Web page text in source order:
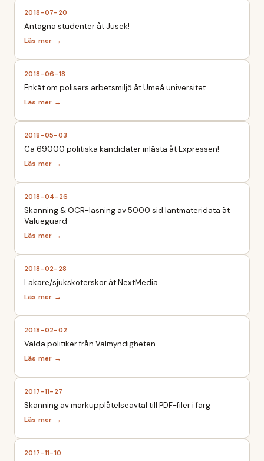
2018-07-20
Antagna studenter åt Jusek!
2018-06-18
Enkät om polisers arbetsmiljö åt Umeå universitet
2018-05-03
Ca 69000 politiska kandidater inlästa åt Expressen!
2018-04-26
Skanning & OCR-läsning av 5000 sid lantmäteridata åt
Valueguard
2018-02-28
Läkare/sjuksköterskor åt NextMedia
2018-02-02
Valda politiker från Valmyndigheten
2017-11-27
Skanning av markupplåtelseavtal till PDF-filer i färg
2017-11-10